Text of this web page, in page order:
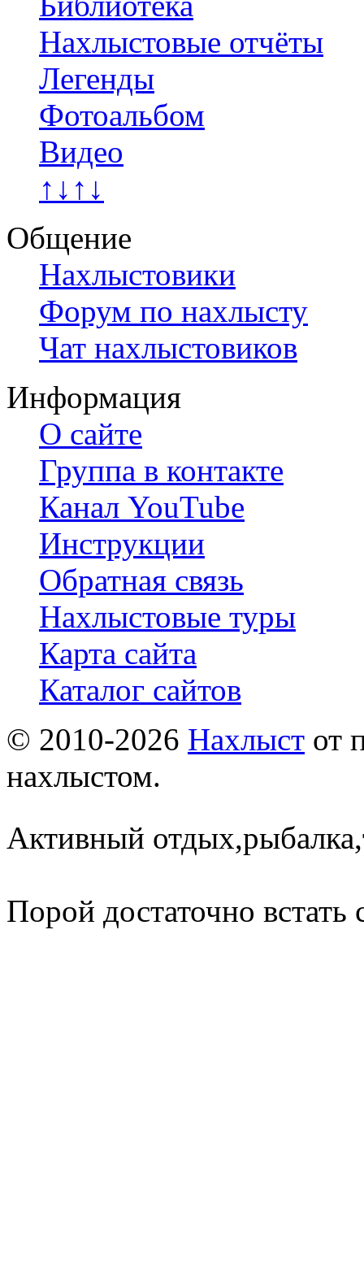
Нахлыстовые отчёты
Легенды
Фотоальбом
Видео
↑↓↑↓
Общение
Нахлыстовики
Форум по нахлысту
Чат нахлыстовиков
Информация
О сайте
Группа в контакте
Канал YouTube
Инструкции
Обратная связь
Нахлыстовые туры
Карта сайта
Каталог сайтов
© 2010-2026 Нахлыст от
нахлыстом.
Активный
Порой достаточно